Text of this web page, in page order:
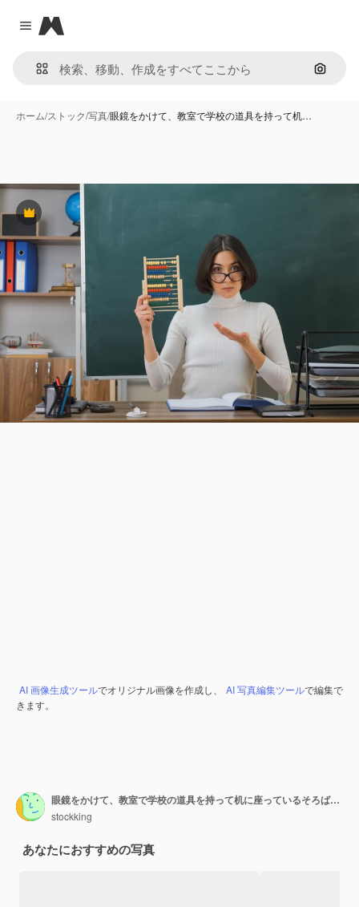
Close menu
Magnific
画像で
ホーム/ストック/写真/眼鏡をかけて、教室で学校の道具を持って机…
Premium
AI 画像生成ツールでオリジナル画像を作成し、 AI 写真編集ツールで編集で
きます。
眼鏡をかけて、教室で学校の道具を持って机に座っているそろばんを指差して喜んでいる若い女教師
stockking
あなたにおすすめの写真